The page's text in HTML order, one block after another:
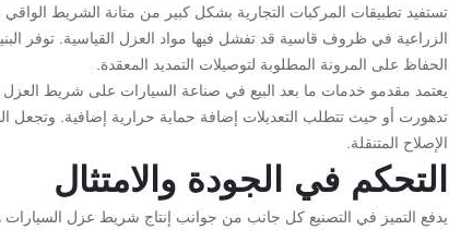
تستفيد تطبيقات المركبات التجارية بشكل كبير من متانة الشريط الواقي
الزراعية في ظروف قاسية قد تفشل فيها مواد العزل القياسية. توفر
الحفاظ على المرونة المطلوبة لتوصيلات التمديد المعقدة.
يعتمد مقدمو خدمات ما بعد البيع في صناعة السيارات على شريط العزل
تدهورت أو حيث تتطلب التعديلات إضافة حماية حرارية إضافية. وتجعل
الإصلاح المتنقلة.
التحكم في الجودة والامتثال
يدفع التميز في التصنيع كل جانب من جوانب إنتاج شريط عزل السيارات